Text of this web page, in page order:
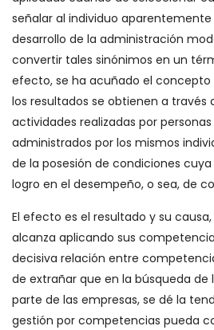
señalar al individuo aparentemente
desarrollo de la administración
convertir tales sinónimos en un
efecto, se ha acuñado el concepto
los resultados se obtienen a través
actividades realizadas por
administrados por los mismos
de la posesión de condiciones
logro en el desempeño, o sea, de
El efecto es el resultado y su
alcanza aplicando sus
decisiva relación entre
de extrañar que en la búsqueda
parte de las empresas, se dé la
gestión por competencias pueda